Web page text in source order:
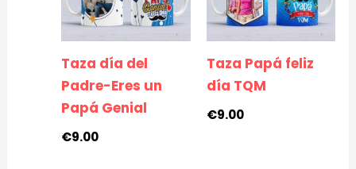
Taza día del
Padre-Eres un
Papá Genial
€9.00
Taza Papá feliz
día TQM
€9.00